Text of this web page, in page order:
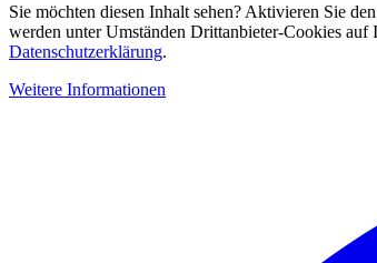
Sie möchten diesen Inhalt sehen? Aktivieren Sie
werden unter Umständen Drittanbieter-Cookies
Datenschutzerklärung.
Weitere Informationen